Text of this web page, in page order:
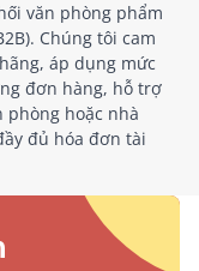
văn phòng phẩm
Chúng tôi cam
áp dụng mức
đơn hàng, hỗ trợ
phòng hoặc nhà
đủ hóa đơn tài